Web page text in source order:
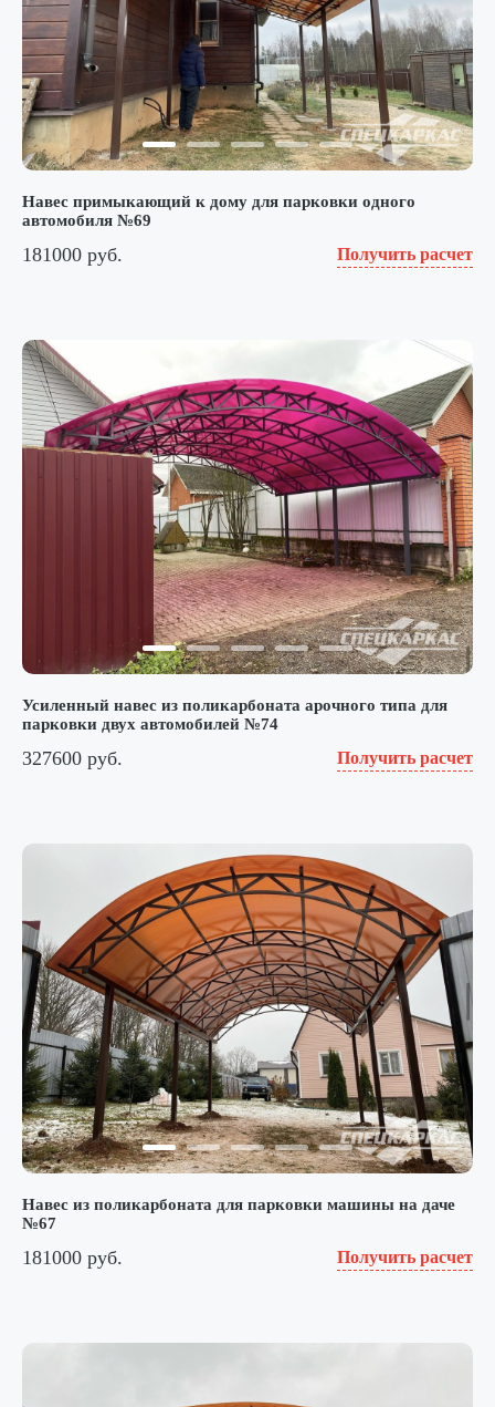
Навес примыкающий к дому для парковки одного
автомобиля №69
181000 руб. Получить расчет
Усиленный навес из поликарбоната арочного типа для
парковки двух автомобилей №74
327600 руб. Получить расчет
Навес из поликарбоната для парковки машины на даче
№67
181000 руб. Получить расчет